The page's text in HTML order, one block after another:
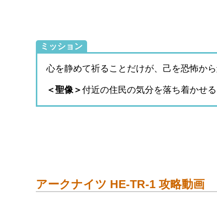
ミッション
心を静めて祈ることだけが、己を恐怖か
＜聖像＞付近の住民の気分を落ち着かせる
アークナイツ HE-TR-1 攻略動画